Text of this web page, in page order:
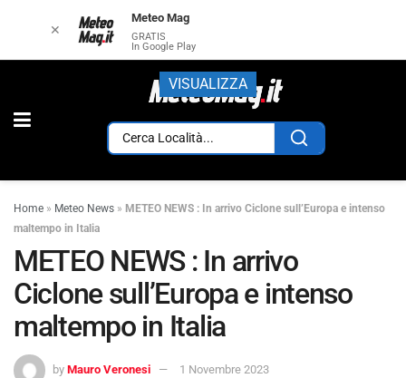
Home » Meteo News » METEO NEWS : In arrivo Ciclone sull’Europa e intenso
maltempo in Italia
METEO NEWS : In arrivo
Ciclone sull’Europa e intenso
maltempo in Italia
by Mauro Veronesi 1 Novembre 2023
✕
Meteo Mag
GRATIS
In Google Play
VISUALIZZA